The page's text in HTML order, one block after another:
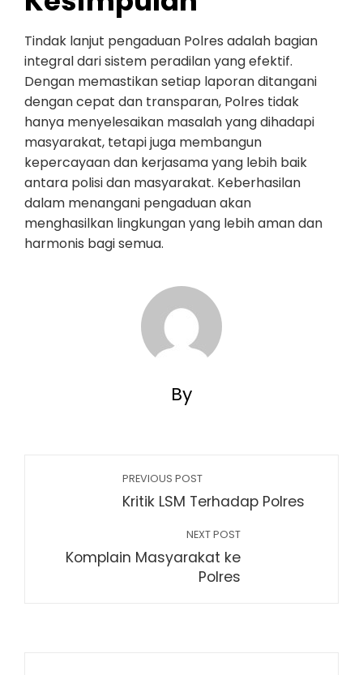
Tindak lanjut pengaduan Polres adalah bagian
integral dari sistem peradilan yang efektif.
Dengan memastikan setiap laporan ditangani
dengan cepat dan transparan, Polres tidak
hanya menyelesaikan masalah yang dihadapi
masyarakat, tetapi juga membangun
kepercayaan dan kerjasama yang lebih baik
antara polisi dan masyarakat. Keberhasilan
dalam menangani pengaduan akan
menghasilkan lingkungan yang lebih aman dan
harmonis bagi semua.
By
PREVIOUS POST
Kritik LSM Terhadap Polres
NEXT POST
Komplain Masyarakat ke
Polres